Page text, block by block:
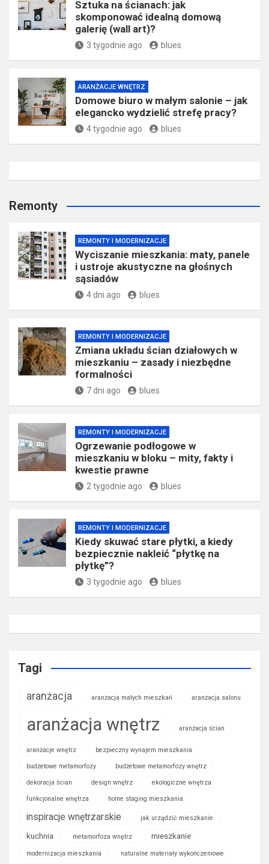
Sztuka na ścianach: jak
skomponować idealną domową
galerię (wall art)?
3 tygodnie ago blues
ARANŻACJE WNĘTRZ
Domowe biuro w małym salonie – jak
elegancko wydzielić strefę pracy?
4 tygodnie ago blues
Remonty
REMONTY I MODERNIZACJE
Wyciszanie mieszkania: maty, panele
i ustroje akustyczne na głośnych
sąsiadów
4 dni ago blues
REMONTY I MODERNIZACJE
Zmiana układu ścian działowych w
mieszkaniu – zasady i niezbędne
formalności
7 dni ago blues
REMONTY I MODERNIZACJE
Ogrzewanie podłogowe w
mieszkaniu w bloku – mity, fakty i
kwestie prawne
2 tygodnie ago blues
REMONTY I MODERNIZACJE
Kiedy skuwać stare płytki, a kiedy
bezpiecznie nakleić “płytkę na
płytkę”?
3 tygodnie ago blues
Tagi
aranżacja aranżacja małych mieszkań aranżacja salonu
aranżacja wnętrz aranżacja ścian
aranżacje wnętrz bezpieczny wynajem mieszkania
budżetowe metamorfozy budżetowe metamorfozy wnętrz
dekoracja ścian design wnętrz ekologiczne wnętrza
funkcjonalne wnętrza home staging mieszkania
inspiracje wnętrzarskie jak urządzić mieszkanie
kuchnia metamorfoza wnętrz mieszkanie
modernizacja mieszkania naturalne materiały wykończeniowe